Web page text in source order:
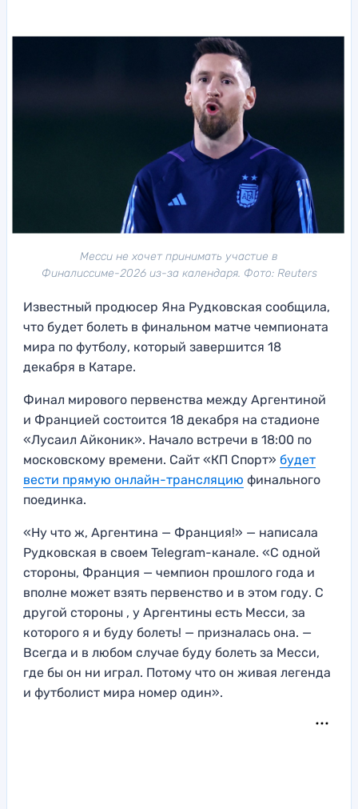
Месси не хочет принимать участие в
Финалиссиме-2026 из-за календаря. Фото: Reuters
Известный продюсер Яна Рудковская сообщила,
что будет болеть в финальном матче чемпионата
мира по футболу, который завершится 18
декабря в Катаре.
Финал мирового первенства между Аргентиной
и Францией состоится 18 декабря на стадионе
«Лусаил Айконик». Начало встречи в 18:00 по
московскому времени. Сайт «КП Спорт» будет
вести прямую онлайн-трансляцию финального
поединка.
«Ну что ж, Аргентина — Франция!» — написала
Рудковская в своем Telegram-канале. «С одной
стороны, Франция — чемпион прошлого года и
вполне может взять первенство и в этом году. С
другой стороны , у Аргентины есть Месси, за
которого я и буду болеть! — призналась она. —
Всегда и в любом случае буду болеть за Месси,
где бы он ни играл. Потому что он живая легенда
и футболист мира номер один».